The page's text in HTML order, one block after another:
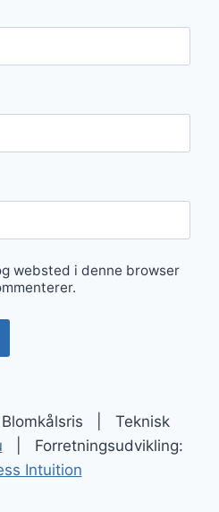
websted i denne browser
Blomkålsris | Teknisk
| Forretningsudvikling:
Intuition